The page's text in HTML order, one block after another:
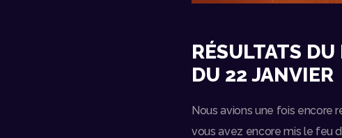
RÉSULTATS
DU 22 JANVIER
Nous avions une fois encore
vous avez encore mis le feu